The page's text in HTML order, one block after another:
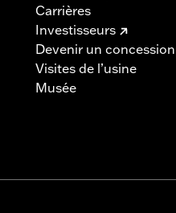
Carrières
Investisseurs
Devenir un
Visites de l’usine
Musée